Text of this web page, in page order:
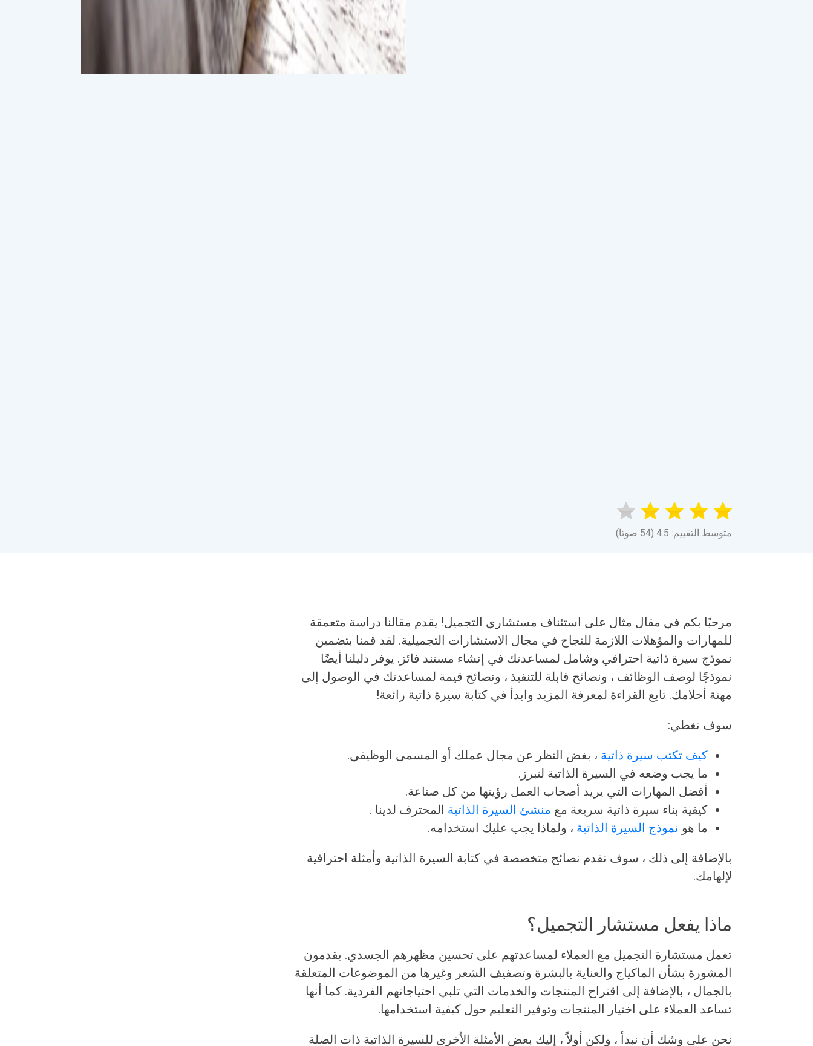
متوسط التقييم: 4.5 (54 صوتا)
مرحبًا بكم في مقال مثال على استئناف مستشاري التجميل! يقدم مقالنا دراسة متعمقة
للمهارات والمؤهلات اللازمة للنجاح في مجال الاستشارات التجميلية. لقد قمنا بتضمين
نموذج سيرة ذاتية احترافي وشامل لمساعدتك في إنشاء مستند فائز. يوفر دليلنا أيضًا
نموذجًا لوصف الوظائف ، ونصائح قابلة للتنفيذ ، ونصائح قيمة لمساعدتك في الوصول إلى
مهنة أحلامك. تابع القراءة لمعرفة المزيد وابدأ في كتابة سيرة ذاتية رائعة!
سوف نغطي:
كيف تكتب سيرة ذاتية ، بغض النظر عن مجال عملك أو المسمى الوظيفي.
ما يجب وضعه في السيرة الذاتية لتبرز.
أفضل المهارات التي يريد أصحاب العمل رؤيتها من كل صناعة.
كيفية بناء سيرة ذاتية سريعة مع منشئ السيرة الذاتية المحترف لدينا .
ما هو نموذج السيرة الذاتية ، ولماذا يجب عليك استخدامه.
بالإضافة إلى ذلك ، سوف نقدم نصائح متخصصة في كتابة السيرة الذاتية وأمثلة احترافية
لإلهامك.
ماذا يفعل مستشار التجميل؟
تعمل مستشارة التجميل مع العملاء لمساعدتهم على تحسين مظهرهم الجسدي. يقدمون
المشورة بشأن الماكياج والعناية بالبشرة وتصفيف الشعر وغيرها من الموضوعات المتعلقة
بالجمال ، بالإضافة إلى اقتراح المنتجات والخدمات التي تلبي احتياجاتهم الفردية. كما أنها
تساعد العملاء على اختيار المنتجات وتوفير التعليم حول كيفية استخدامها.
نحن على وشك أن نبدأ ، ولكن أولاً ، إليك بعض الأمثلة الأخرى للسيرة الذاتية ذات الصلة